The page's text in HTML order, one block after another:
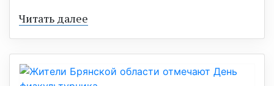
Читать далее